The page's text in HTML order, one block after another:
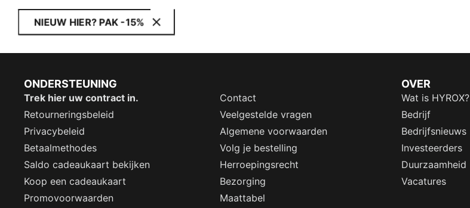
NIEUW HIER? PAK -15%
ONDERSTEUNING
Trek hier uw contract in.
Contact
Retourneringsbeleid
Veelgestelde vragen
Privacybeleid
Algemene voorwaarden
Betaalmethodes
Volg je bestelling
Saldo cadeaukaart bekijken
Herroepingsrecht
Koop een cadeaukaart
Bezorging
Promovoorwaarden
Maattabel
OVER
Wat is HYROX?
Bedrijf
Bedrijfsnieuws
Investeerders
Duurzaamheid
Vacatures